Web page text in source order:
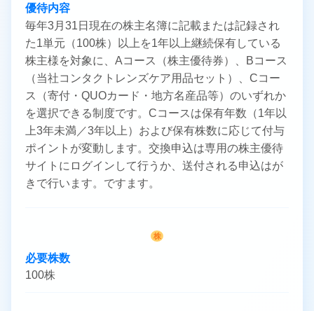
優待内容
毎年3月31日現在の株主名簿に記載または記録され
た1単元（100株）以上を1年以上継続保有している
株主様を対象に、Aコース（株主優待券）、Bコース
（当社コンタクトレンズケア用品セット）、Cコー
ス（寄付・QUOカード・地方名産品等）のいずれか
を選択できる制度です。Cコースは保有年数（1年以
上3年未満／3年以上）および保有株数に応じて付与
ポイントが変動します。交換申込は専用の株主優待
サイトにログインして行うか、送付される申込はが
きで行います。ですます。
株
必要株数
100株